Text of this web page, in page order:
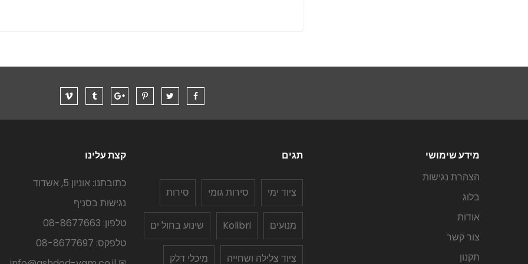
מידע שימושי
הצהרת נגישות
בלוג
אודות
צור קשר
תקנון
תגים
ציוד ימי סירות גומי סירות
מנועים Kolibri שינוע בחול ים
ציוד צלילה ושחייה מיכלי דלק
קצת עלינו
כתובתנו: אוניון 5, אשדוד
נגישות בסניף
טלפון: 08-8677663
טלפקס: 08-8677697